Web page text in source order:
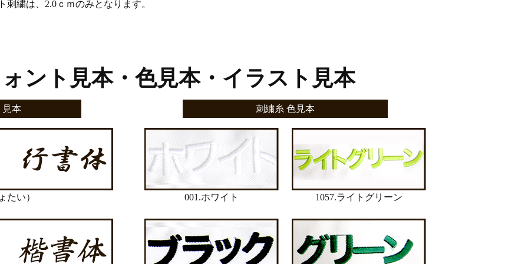
繍は、2.0ｃｍのみとなります。
ント見本・色見本・イラスト見本
見本
たい）
刺繍糸 色見本
001.ホワイト 1057.ライトグリーン